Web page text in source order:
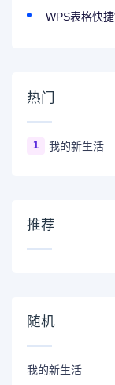
WPS表格快
热门
1 我的新生活
推荐
随机
我的新生活